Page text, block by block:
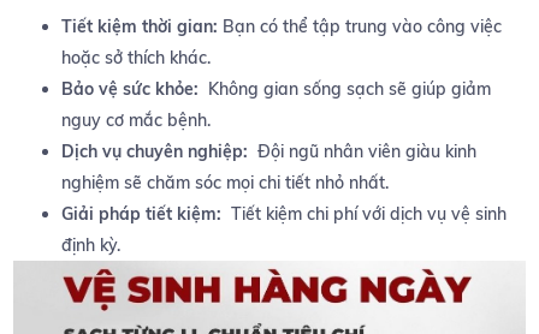
Tiết kiệm ​thời ⁣gian: ​Bạn có⁢ thể tập trung vào công ‍việc
hoặc sở thích khác.
Bảo vệ ‍sức⁢ khỏe: ⁣ Không ​gian sống sạch sẽ​ giúp ⁢giảm
nguy ‍cơ mắc bệnh.
Dịch vụ chuyên nghiệp: ​ Đội ngũ nhân ‌viên‍ giàu ⁤kinh
nghiệm⁤ sẽ chăm sóc ‌mọi chi tiết ​nhỏ ‍nhất.
Giải pháp tiết kiệm: ​ Tiết ⁣kiệm chi phí với dịch vụ vệ sinh
định kỳ.